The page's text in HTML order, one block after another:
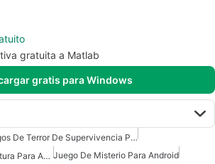
gratuita a Matlab
gratis para Windows
Juegos De Terror De Supervivencia Para Android
Juegos De Acción Y Aventura Para Android Juego De Misterio Para Android